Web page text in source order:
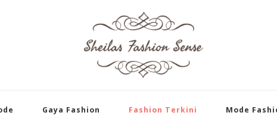
Tentang
Gaya Fashion Fashion Terkini Mode